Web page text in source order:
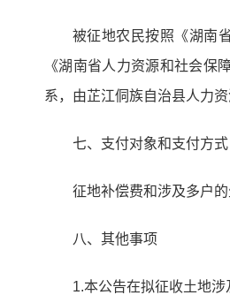
被征地农民按照《湖南
《湖南省人力资源和社会保
系，由芷江侗族自治县人力
七、支付对象和支付方式
征地补偿费和涉及多户
八、其他事项
1.本公告在拟征收土地